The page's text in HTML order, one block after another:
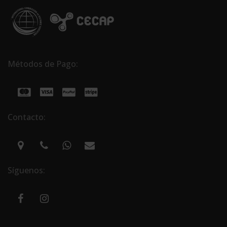
Métodos de Pago:
Contacto:
Síguenos: